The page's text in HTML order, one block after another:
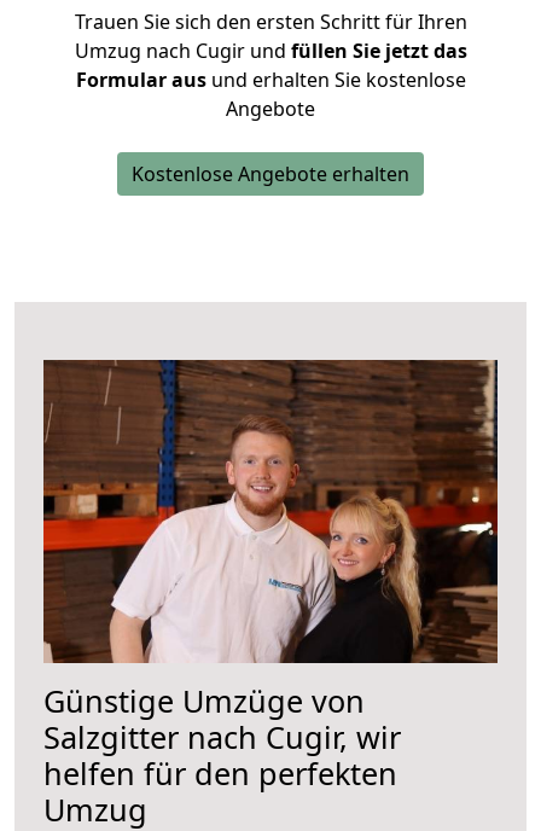
Trauen Sie sich den ersten Schritt für Ihren
Umzug nach Cugir und füllen Sie jetzt das
Formular ausund erhalten Sie kostenlose
Angebote
Kostenlose Angebote erhalten
Günstige Umzüge von
Salzgitter nach Cugir, wir
helfen für den perfekten
Umzug